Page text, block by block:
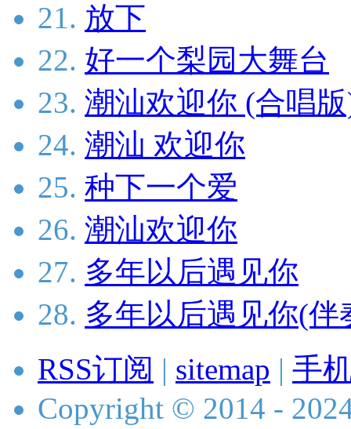
21. 放下
22. 好一个梨园大舞台
23. 潮汕欢迎你 (合唱
24. 潮汕 欢迎你
25. 种下一个爱
26. 潮汕欢迎你
27. 多年以后遇见你
28. 多年以后遇见你(伴
RSS订阅 | sitemap | 手
Copyright © 2014 -